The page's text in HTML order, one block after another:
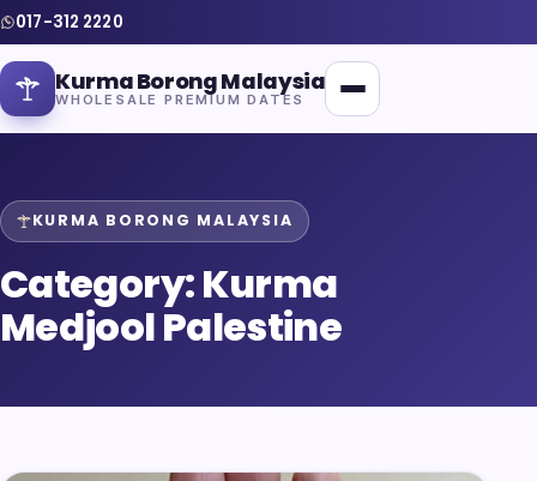
017-312 2220
Kurma Borong Malaysia
WHOLESALE PREMIUM DATES
Home
About Us
Blog
KURMA BORONG MALAYSIA
Category:Kurma
Medjool Palestine